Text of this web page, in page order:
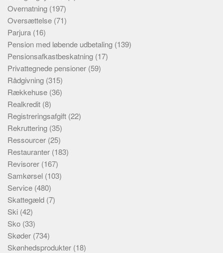
Overnatning (197)
Oversættelse (71)
Parjura (16)
Pension med løbende udbetaling (139)
Pensionsafkastbeskatning (17)
Privattegnede pensioner (59)
Rådgivning (315)
Rækkehuse (36)
Realkredit (8)
Registreringsafgift (22)
Rekruttering (35)
Ressourcer (25)
Restauranter (183)
Revisorer (167)
Samkørsel (103)
Service (480)
Skattegæld (7)
Ski (42)
Sko (33)
Skøder (734)
Skønhedsprodukter (18)